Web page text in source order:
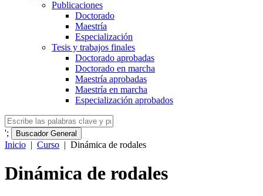
Publicaciones
Doctorado
Maestría
Especialización
Tesis y trabajos finales
Doctorado aprobadas
Doctorado en marcha
Maestría aprobadas
Maestría en marcha
Especialización aprobados
'; Buscador General
Inicio | Curso | Dinámica de rodales
Dinámica de rodales